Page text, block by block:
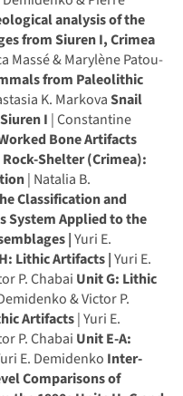
analysis of the
from Siuren I, Crimea
Massé & Marylène Patou-
from Paleolithic
K. MarkovaSnail
I | Constantine
Bone Artifacts
Shelter (Crimea):
| Natalia B.
Classification and
System Applied to the
|Yuri E.
Lithic Artifacts |Yuri E.
P. Chabai Unit G: Lithic
& Victor P.
Artifacts| Yuri E.
P. Chabai Unit E-A:
E. Demidenko Inter-
Comparisons of